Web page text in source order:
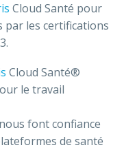
Cloud Santé pour
par les certifications
Cloud Santé®
le travail
font confiance
de santé